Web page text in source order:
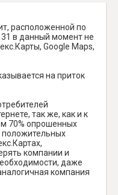
расположенной по
31 в данный момент не
Google Maps,
на приток
так же, как и к
70% опрошенных
положительных
компании и
даже
компания